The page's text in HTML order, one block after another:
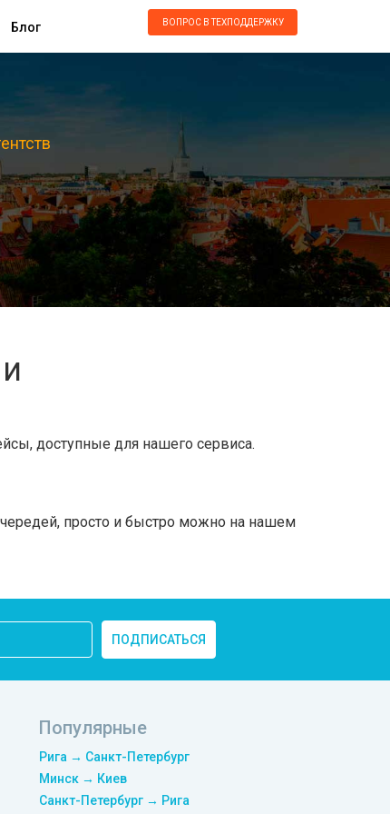
Блог ВОПРОС В ТЕХПОДДЕРЖКУ
доступные для нашего сервиса.
просто и быстро можно на нашем
ПОДПИСАТЬСЯ
Популярные
Рига → Санкт-Петербург
Минск → Киев
Санкт-Петербург → Рига